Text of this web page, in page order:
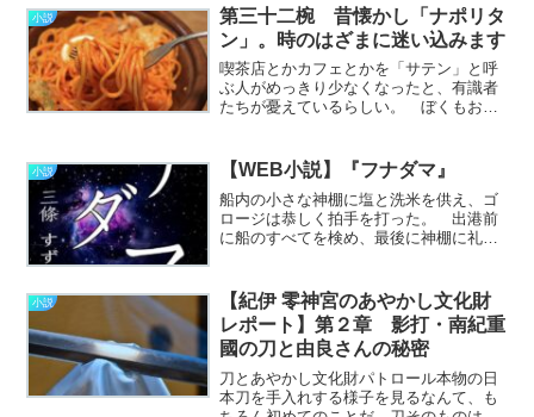
目の前のお皿には珍しく料理が残ってい
る。 たいがいは食べきっ………………
～続きを読む～
小説
第三十二椀 昔懐かし「ナポリタ
ン」。時のはざまに迷い込みます
喫茶店とかカフェとかを「サテン」と呼
ぶ人がめっきり少なくなったと、有識者
たちが憂えているらしい。 ぼくもお得
て途方に暮れたことがある。 サテンが
「茶店」だと気付いたと………………～
続きを読む～
小説 【WEB小説】『フナダマ』
船内の小さな神棚に塩と洗米を供え、ゴ
ロージは恭しく拍手を打った。 出港前
に船のすべてを検め、最後に神棚に礼拝
新造するとその帆柱の根元に古銭や近し
い女の髪などを納め、船の………………
～続きを読む～
小説
【紀伊 零神宮のあやかし文化財
レポート】第２章 影打・南紀重
國の刀と由良さんの秘密
刀とあやかし文化財パトロール本物の日
本刀を手入れする様子を見るなんて、も